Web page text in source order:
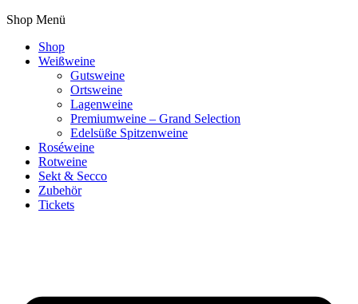
Shop Menü
Shop
Weißweine
Gutsweine
Ortsweine
Lagenweine
Premiumweine – Grand Selection
Edelsüße Spitzenweine
Roséweine
Rotweine
Sekt & Secco
Zubehör
Tickets